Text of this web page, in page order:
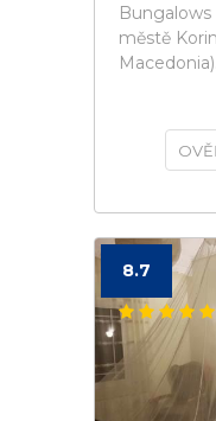
Bungalows
městě
Macedonia).
8.7